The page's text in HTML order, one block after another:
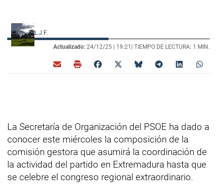
L.J.F.
Actualizado: 24/12/25 | 19:21 | TIEMPO DE LECTURA: 1 MIN.
La Secretaría de Organización del PSOE ha dado a
conocer este miércoles la composición de la
comisión gestora que asumirá la coordinación de
la actividad del partido en Extremadura hasta que
se celebre el congreso regional extraordinario.